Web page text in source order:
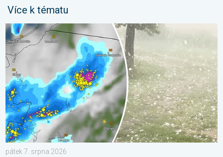
Více k tématu
V Polsku padaly obří kroupy. Supercelární bouře. . . pátek 7.
pátek 7. srpna 2026